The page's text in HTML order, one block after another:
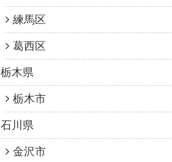
練馬区
葛西区
栃木県
栃木市
石川県
金沢市